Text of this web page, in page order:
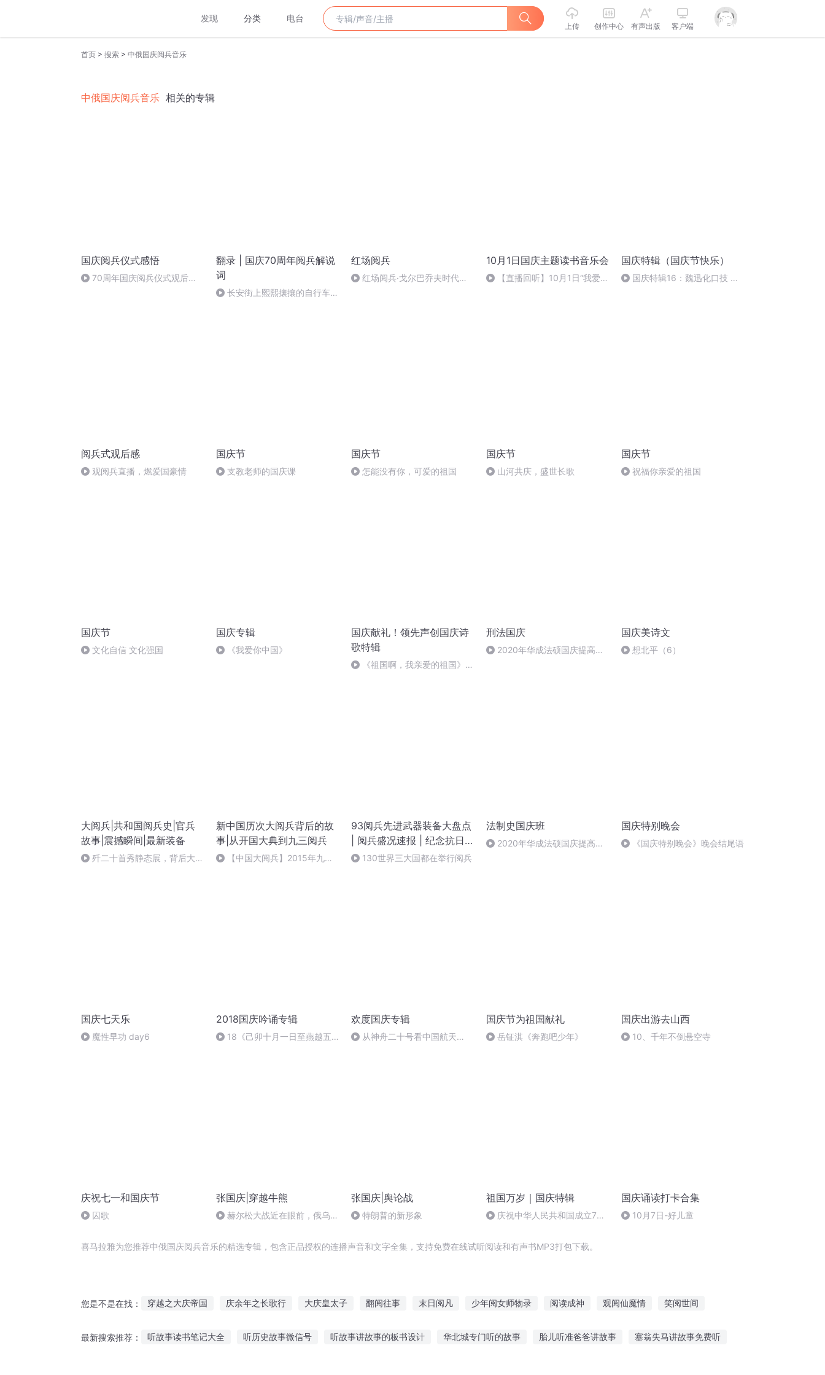
发现 分类 电台
上传 创作中心 有声出版 客户端
首页 > 搜索 > 中俄国庆阅兵音乐
中俄国庆阅兵音乐 相关的专辑
国庆阅兵仪式感悟
70周年国庆阅兵仪式观后感
翻录 | 国庆70周年阅兵解说
词
长安街上熙熙攘攘的自行车流
红场阅兵
红场阅兵·戈尔巴乔夫时代
10月1日国庆主题读书音乐会
【直播回听】10月1日“我爱你
国庆特辑（国庆节快乐）
国庆特辑16：魏迅化口技 二
阅兵式观后感
观阅兵直播，燃爱国豪情
国庆节
支教老师的国庆课
国庆节
怎能没有你，可爱的祖国
国庆节
山河共庆，盛世长歌
国庆节
祝福你亲爱的祖国
国庆节
文化自信 文化强国
国庆专辑
《我爱你中国》
国庆献礼！领先声创国庆诗
歌特辑
《祖国啊，我亲爱的祖国》温
刑法国庆
2020年华成法硕国庆提高班
国庆美诗文
想北平（6）
大阅兵|共和国阅兵史|官兵
故事|震撼瞬间|最新装备
歼二十首秀静态展，背后大揭
新中国历次大阅兵背后的故
事|从开国大典到九三阅兵
【中国大阅兵】2015年九三
93阅兵先进武器装备大盘点
| 阅兵盛况速报 | 纪念抗日
战争胜利80周年大阅兵
130世界三大国都在举行阅兵
法制史国庆班
2020年华成法硕国庆提高班
国庆特别晚会
《国庆特别晚会》晚会结尾语
国庆七天乐
魔性早功 day6
2018国庆吟诵专辑
18《己卯十月一日至燕越五
欢度国庆专辑
从神舟二十号看中国航天
国庆节为祖国献礼
岳钲淇《奔跑吧少年》
国庆出游去山西
10、千年不倒悬空寺
庆祝七一和国庆节
囚歌
张国庆|穿越牛熊
赫尔松大战近在眼前，俄乌冲
张国庆|舆论战
特朗普的新形象
祖国万岁｜国庆特辑
庆祝中华人民共和国成立73
国庆诵读打卡合集
10月7日-好儿童
喜马拉雅为您推荐中俄国庆阅兵音乐的精选专辑，包含正品授权的连播声音和文字全集，支持免费在线试听阅读和有声书MP3打包下载。
您是不是在找： 穿越之大庆帝国 庆余年之长歌行 大庆皇太子 翻阅往事 末日阅凡 少年阅女师物录 阅读成神 观阅仙魔情 笑阅世间
最新搜索推荐： 听故事读书笔记大全 听历史故事微信号 听故事讲故事的板书设计 华北城专门听的故事 胎儿听准爸爸讲故事 塞翁失马讲故事免费听